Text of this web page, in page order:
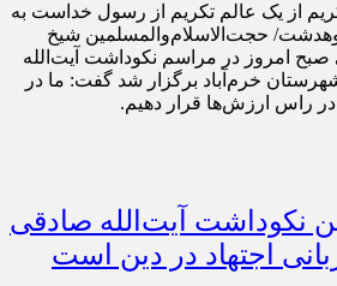
از یک عالم تکریم از رسول خداست به
حجت‌الاسلام‌والمسلمین شیخ
صبح امروز در مراسم نکوداشت آیت‌الله
خرم‌آباد برگزار شد گفت: ما در
در راس ارزش‌ها قرار دهیم.
نکوداشت آیت‌الله صادقی
اجتهاد در دین است